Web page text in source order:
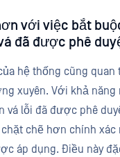
với việc bắt
đã được phê
hệ thống cũng quan
xuyên. Với khả năng
vá lỗi đã được phê
chẽ hơn chính xác
áp dụng. Điều này